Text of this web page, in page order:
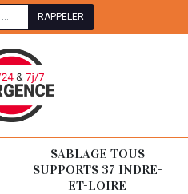
SABLAGE TOUS
SUPPORTS 37 INDRE-
ET-LOIRE